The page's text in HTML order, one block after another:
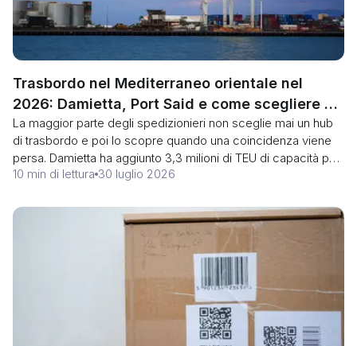
Trasbordo nel Mediterraneo orientale nel
2026: Damietta, Port Said e come scegliere un
hub
La maggior parte degli spedizionieri non sceglie mai un hub
di trasbordo e poi lo scopre quando una coincidenza viene
persa. Damietta ha aggiunto 3,3 milioni di TEU di capacità per
il trasbordo a febbraio 2026 sull'asse del Suez, proprio
fa diversamente un terminale che mette al primo posto il
trasbordo, come si confrontano gli hub del Mediterraneo
orientale e occidentale e le cinque domande da porre a un
vettore riguardo al tratto di trasbordo.
10 min di lettura 30 luglio 2026